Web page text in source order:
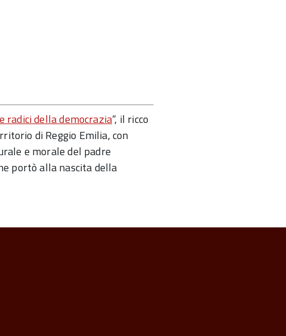
radici della democrazia“, il ricco
di Reggio Emilia, con
e morale del padre
portò alla nascita della